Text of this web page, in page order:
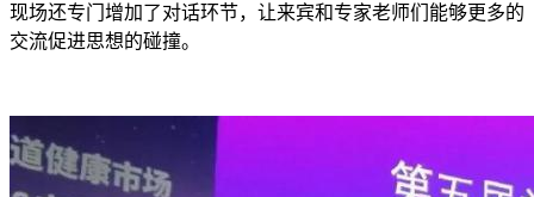
现场还专门增加了对话环节，让来宾和专家老师们能够更多的
交流促进思想的碰撞。